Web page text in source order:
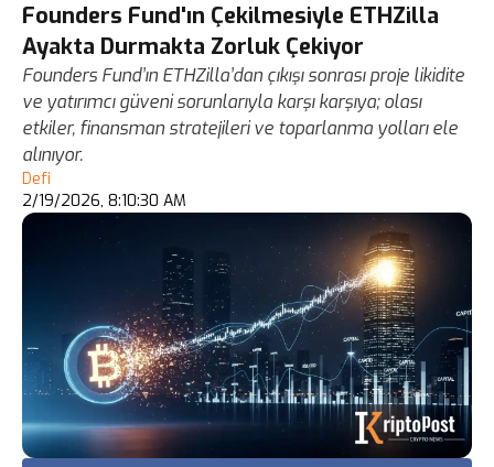
Founders Fund'ın Çekilmesiyle ETHZilla
Ayakta Durmakta Zorluk Çekiyor
Founders Fund’ın ETHZilla’dan çıkışı sonrası proje likidite
ve yatırımcı güveni sorunlarıyla karşı karşıya; olası
etkiler, finansman stratejileri ve toparlanma yolları ele
alınıyor.
Defi
2/19/2026, 8:10:30 AM